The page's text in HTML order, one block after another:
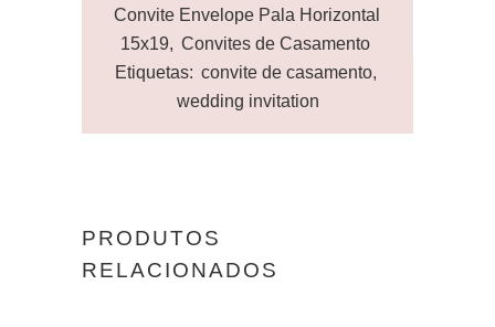
Convite Envelope Pala Horizontal
15x19, Convites de Casamento
Etiquetas: convite de casamento,
wedding invitation
PRODUTOS
RELACIONADOS